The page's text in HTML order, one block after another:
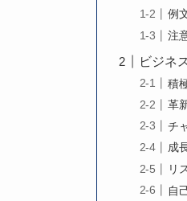
例
注
ビジネ
積
革
チ
成
リ
自